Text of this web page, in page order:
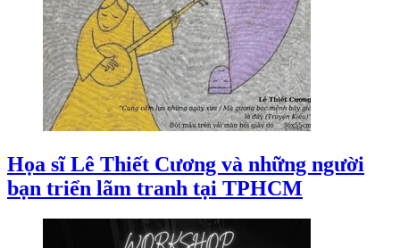
Họa sĩ Lê Thiết Cương và những người
bạn triển lãm tranh tại TPHCM